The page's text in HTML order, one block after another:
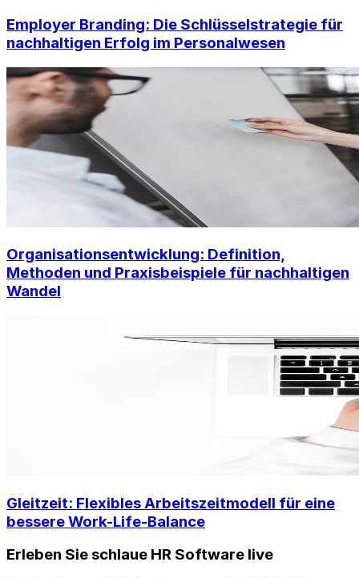
Employer Branding: Die Schlüsselstrategie für
nachhaltigen Erfolg im Personalwesen
Organisationsentwicklung: Definition,
Methoden und Praxisbeispiele für nachhaltigen
Wandel
Gleitzeit: Flexibles Arbeitszeitmodell für eine
bessere Work-Life-Balance
Erleben Sie schlaue HR Software live